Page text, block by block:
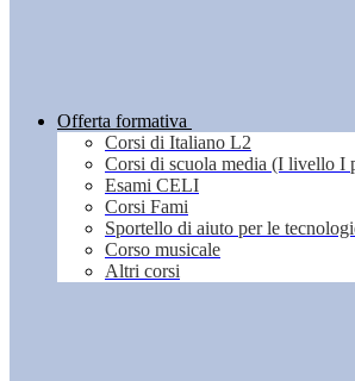
Offerta formativa
Corsi di Italiano L2
Corsi di scuola media (I livello I
Esami CELI
Corsi Fami
Sportello di aiuto per le
Corso musicale
Altri corsi